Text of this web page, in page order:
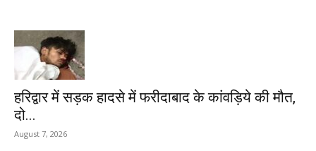
हरिद्वार में सड़क हादसे में फरीदाबाद के कांवड़िये की मौत,
दो...
August 7, 2026